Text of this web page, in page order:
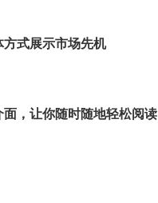
方式展示市场先机
面，让你随时随地轻松阅读